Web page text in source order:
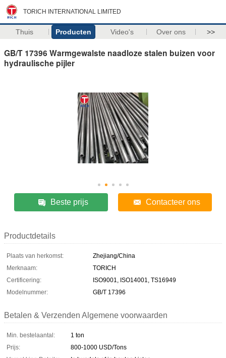
TORICH INTERNATIONAL LIMITED
Thuis Producten Video's Over ons >>
GB/T 17396 Warmgewalste naadloze stalen buizen voor
hydraulische pijler
Beste prijs Contacteer ons
Productdetails
Plaats van herkomst:
Zhejiang/China
Merknaam:
TORICH
Certificering:
ISO9001, ISO14001, TS16949
Modelnummer:
GB/T 17396
Betalen & Verzenden Algemene voorwaarden
Min. bestelaantal:
1 ton
Prijs:
800-1000 USD/Tons